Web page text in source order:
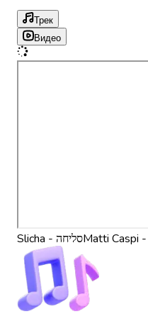
Трек
Видео
Slicha - סליחה